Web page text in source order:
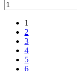
1
2
3
4
5
6